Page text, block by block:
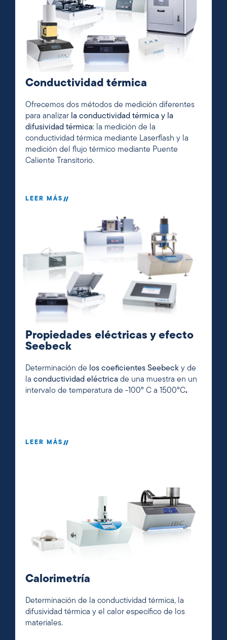
Conductividad térmica
Ofrecemos dos métodos de medición diferentes
para analizar la conductividad térmica y la
difusividad térmica: la medición de la
conductividad térmica mediante Laserflash y la
medición del flujo térmico mediante Puente
Caliente Transitorio.
LEER MÁS
Propiedades eléctricas y efecto
Seebeck
Determinación de los coeficientes Seebeck y de
la conductividad eléctrica de una muestra en un
intervalo de temperatura de -100° C a 1500°C.
LEER MÁS
Calorimetría
Determinación de la conductividad térmica, la
difusividad térmica y el calor específico de los
materiales.